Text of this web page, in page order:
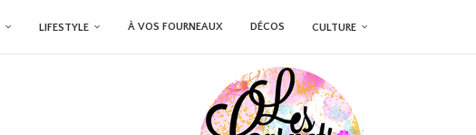
LIFESTYLE À VOS FOURNEAUX DÉCOS CULTURE